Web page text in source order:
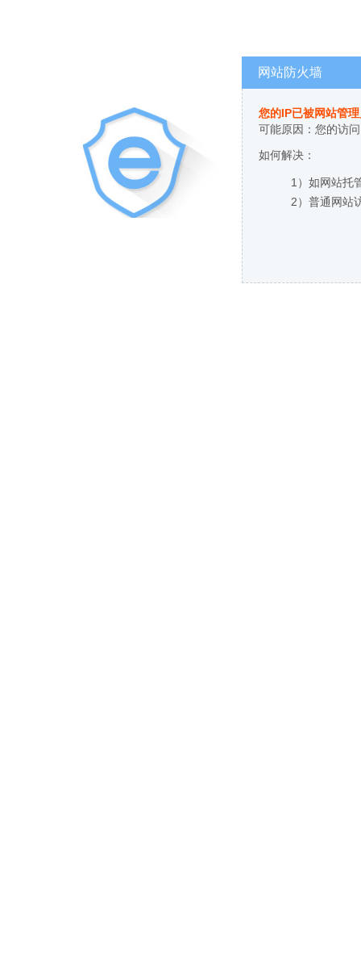
网站防火墙
您的IP已被网站管
可能原因：您的访
如何解决：
1）如网站托
2）普通网站